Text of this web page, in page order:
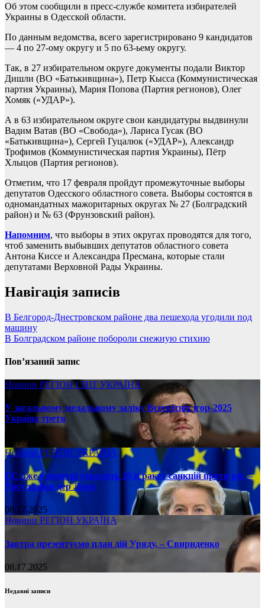
Об этом сообщили в пресс-службе комитета избирателей
Украины в Одесской области.
По данным ведомства, всего зарегистрировано 9 кандидатов
— 4 по 27-ому округу и 5 по 63-ьему округу.
Так, в 27 избирательном округе документы подали Виктор
Дишли (ВО «Батькивщина»), Петр Кысса (Коммунистическая
партия Украины), Мария Попова (Партия регионов), Олег
Хомяк («УДАР»).
А в 63 избирательном округе свои кандидатуры выдвинули
Вадим Ватав (ВО «Свобода»), Лариса Гусак (ВО
«Батькивщина»), Сергей Гуцалюк («УДАР»), Александр
Трофимов (Коммунистическая партия Украины), Пётр
Хлыцов (Партия регионов).
Отметим, что 17 февраля пройдут промежуточные выборы
депутатов Одесского областного совета. Выборы состоятся в
одномандатных мажоритарных округах № 27 (Болградский
район) и № 63 (Фрунзовский район).
Напомним, что выборы в этих округах проводятся для того,
чтоб заменить выбывших депутатов областного совета
Антона Киссе и Александра Пресмана, которые стали
депутатами Верховной Рады Украины.
Навігація записів
В Белгород-Днестровском районе два пешехода угодили под
машину
В Болградском районе побороли снежную стихию
Пов’язаний запис
Новини РЕГІОНСВІТ УКРАЇНА
У загальному медальному заліку Всесвітніх ігор-2025
Україна третя
08.17.2025
НовиниРЕГІОН УКРАЇНА
ЄС вже у вересні ухвалить 19-й ракет санкцій проти рф, –
Урсула фон дер Ляєн
08.17.2025
Новини РЕГІОН УКРАЇНА
Завтра презентуємо план дій Уряду, – Свириденко
08.17.2025
Недавні записи